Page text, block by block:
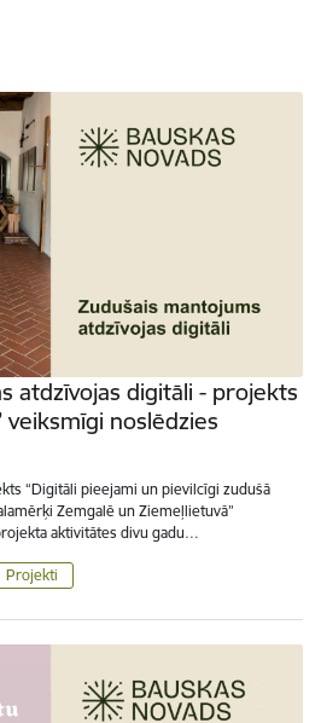
atdzīvojas digitāli - projekts
veiksmīgi noslēdzies
“Digitāli pieejami un pievilcīgi zudušā
Zemgalē un Ziemeļlietuvā”
aktivitātes divu gadu…
Projekti